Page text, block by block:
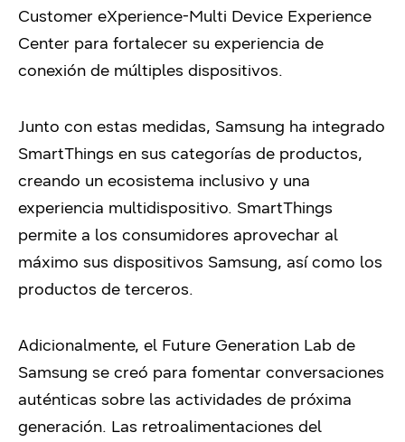
Customer eXperience-Multi Device Experience
Center para fortalecer su experiencia de
conexión de múltiples dispositivos.
Junto con estas medidas, Samsung ha integrado
SmartThings en sus categorías de productos,
creando un ecosistema inclusivo y una
experiencia multidispositivo. SmartThings
permite a los consumidores aprovechar al
máximo sus dispositivos Samsung, así como los
productos de terceros.
Adicionalmente, el Future Generation Lab de
Samsung se creó para fomentar conversaciones
auténticas sobre las actividades de próxima
generación. Las retroalimentaciones del